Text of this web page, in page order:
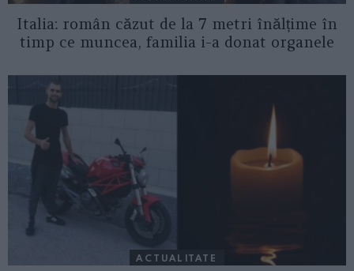
Italia: român căzut de la 7 metri înălțime în
timp ce muncea, familia i-a donat organele
ACTUALITATE